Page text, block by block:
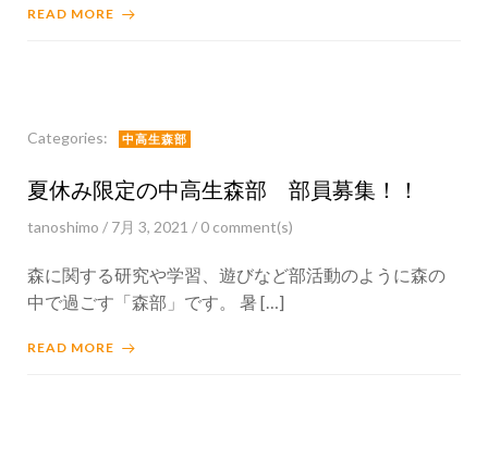
READ MORE
Categories: 中高生森部
夏休み限定の中高生森部 部員募集！！
tanoshimo / 7月 3, 2021 / 0 comment(s)
森に関する研究や学習、遊びなど部活動のように森の
中で過ごす「森部」です。 暑 […]
READ MORE